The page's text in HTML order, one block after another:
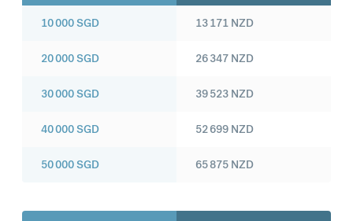
10 000SGD
20 000SGD
30 000SGD
40 000SGD
50 000SGD
13 171 NZD
26 347 NZD
39 523 NZD
52 699 NZD
65 875 NZD